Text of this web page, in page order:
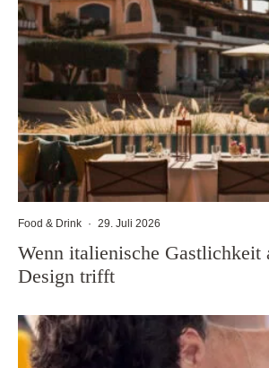
Food & Drink · 29. Juli 2026
Wenn italienische Gastlichkeit
Design trifft